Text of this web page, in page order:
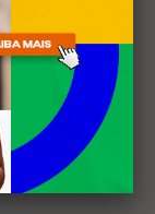
aprova
para
e serviços